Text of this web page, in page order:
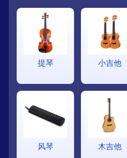
提琴 小吉他
风琴 木吉他